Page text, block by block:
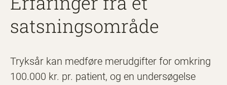
satsningsområde
Tryksår kan medføre merudgifter for omkring
100.000 kr. pr. patient, og en undersøgelse